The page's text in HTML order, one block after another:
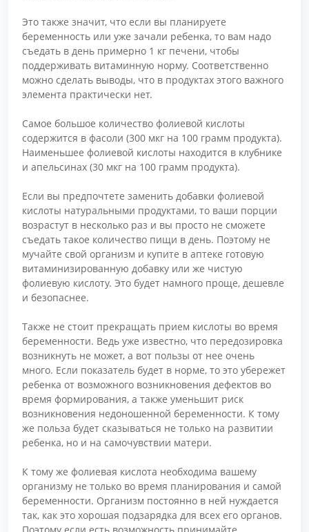
Это также значит, что если вы планируете
беременность или уже зачали ребенка, то вам надо
съедать в день примерно 1 кг печени, чтобы
поддерживать витаминную норму. Соответственно
можно сделать выводы, что в продуктах этого важного
элемента практически нет.
Самое большое количество фолиевой кислоты
содержится в фасоли (300 мкг на 100 грамм продукта).
Наименьшее фолиевой кислоты находится в клубнике
и апельсинах (30 мкг на 100 грамм продукта).
Если вы предпочтете заменить добавки фолиевой
кислоты натуральными продуктами, то ваши порции
возрастут в несколько раз и вы просто не сможете
съедать такое количество пищи в день. Поэтому не
мучайте свой организм и купите в аптеке готовую
витаминизированную добавку или же чистую
фолиевую кислоту. Это будет намного проще, дешевле
и безопаснее.
Также не стоит прекращать прием кислоты во время
беременности. Ведь уже известно, что передозировка
возникнуть не может, а вот пользы от нее очень
много. Если показатель будет в норме, то это убережет
ребенка от возможного возникновения дефектов во
время формирования, а также уменьшит риск
возникновения недоношенной беременности. К тому
же польза будет сказываться не только на развитии
ребенка, но и на самочувствии матери.
К тому же фолиевая кислота необходима вашему
организму не только во время планирования и самой
беременности. Организм постоянно в ней нуждается
так, как это хорошая подзарядка для всех его органов.
Поэтому если есть возможность принимайте